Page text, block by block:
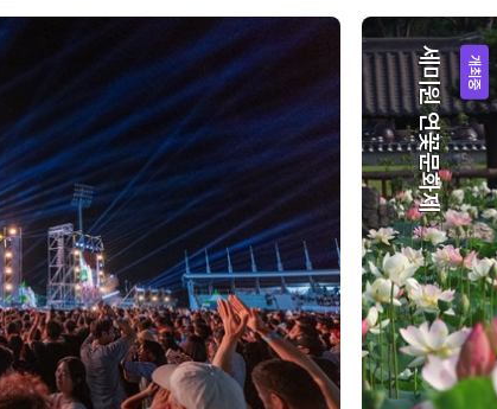
선
택
개최중
세미원 연꽃문화제